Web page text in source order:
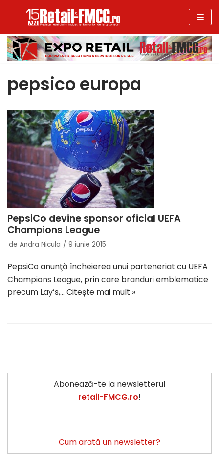
la
conținut
pepsico europa
PepsiCo devine sponsor oficial UEFA
Champions League
de Andra Nicula 9 iunie 2015
PepsiCo anunţă încheierea unui parteneriat cu UEFA
Champions League, prin care branduri emblematice
precum Lay’s,… Citește mai mult »
Abonează-te la newsletterul
retail-FMCG.ro!
Cum arată un newsletter?